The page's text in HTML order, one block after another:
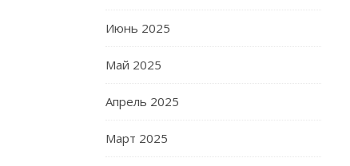
Июнь 2025
Май 2025
Апрель 2025
Март 2025